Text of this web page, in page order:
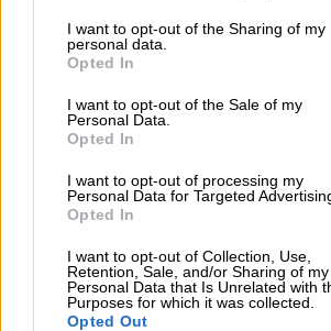
I want to opt-out of the Sharing of my
personal data.
Opted In
I want to opt-out of the Sale of my
Personal Data.
Opted In
I want to opt-out of processing my
Personal Data for Targeted
Opted In
I want to opt-out of Collection, Use,
Retention, Sale, and/or Sharing of my
Personal Data that Is Unrelated with
Purposes for which it was collected.
Opted Out
OPINIONES
consciente del riesgo
guerra mundial?
Crisis
Suelta y confía